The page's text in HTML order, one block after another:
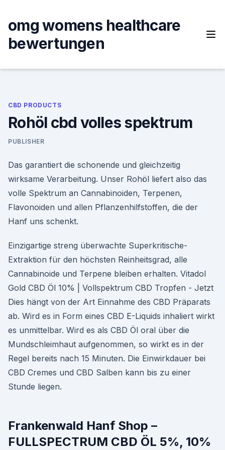
content
omg womens healthcare
bewertungen
CBD PRODUCTS
Rohöl cbd volles spektrum
PUBLISHER
Das garantiert die schonende und gleichzeitig
wirksame Verarbeitung. Unser Rohöl liefert also das
volle Spektrum an Cannabinoiden, Terpenen,
Flavonoiden und allen Pflanzenhilfstoffen, die der
Hanf uns schenkt.
Einzigartige streng überwachte Superkritische-
Extraktion für den höchsten Reinheitsgrad, alle
Cannabinoide und Terpene bleiben erhalten. Vitadol
Gold CBD Öl 10% | Vollspektrum CBD Tropfen - Jetzt
Dies hängt von der Art Einnahme des CBD Präparats
ab. Wird es in Form eines CBD E-Liquids inhaliert wirkt
es unmittelbar. Wird es als CBD Öl oral über die
Mundschleimhaut aufgenommen, so wirkt es in der
Regel bereits nach 15 Minuten. Die Einwirkdauer bei
CBD Cremes und CBD Salben kann bis zu einer
Stunde liegen.
Frankenwald Hanf Shop –
FULLSPECTRUM CBD ÖL 5%, 10%